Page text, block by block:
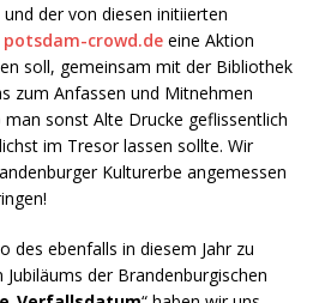
und der von diesen initiierten
potsdam-crowd.de eine Aktion
soll, gemeinsam mit der Bibliothek
zum Anfassen und Mitnehmen
sonst Alte Drucke geflissentlich
im Tresor lassen sollte. Wir
Kulturerbe angemessen
des ebenfalls in diesem Jahr zu
der Brandenburgischen